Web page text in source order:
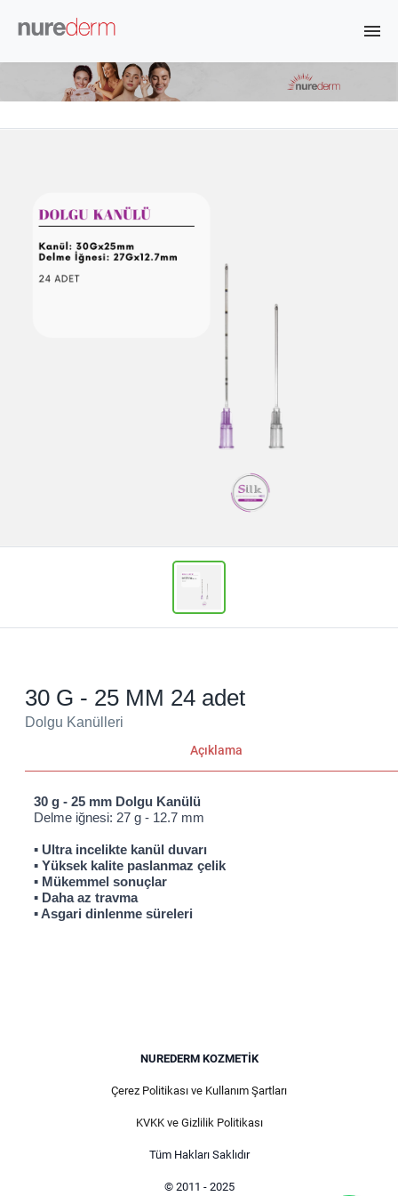
30 G - 25 MM 24 adet
Dolgu Kanülleri
Açıklama
30 g - 25 mm Dolgu Kanülü
Delme iğnesi: 27 g - 12.7 mm
▪ Ultra incelikte kanül duvarı
▪ Yüksek kalite paslanmaz çelik
▪ Mükemmel sonuçlar
▪ Daha az travma
▪ Asgari dinlenme süreleri
NUREDERM KOZMETIK
Çerez Politikası ve Kullanım Şartları
KVKK ve Gizlilik Politikası
Tüm Hakları Saklıdır
© 2011 - 2025